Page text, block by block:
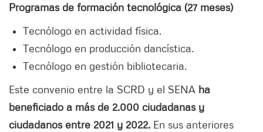
Programas de formación tecnológica (27 meses)
Tecnólogo en actividad física.
Tecnólogo en producción dancística.
Tecnólogo en gestión bibliotecaria.
Este convenio entre la SCRD y el SENA ha
beneficiado a más de 2.000 ciudadanas y
ciudadanos entre 2021 y 2022. En sus anteriores